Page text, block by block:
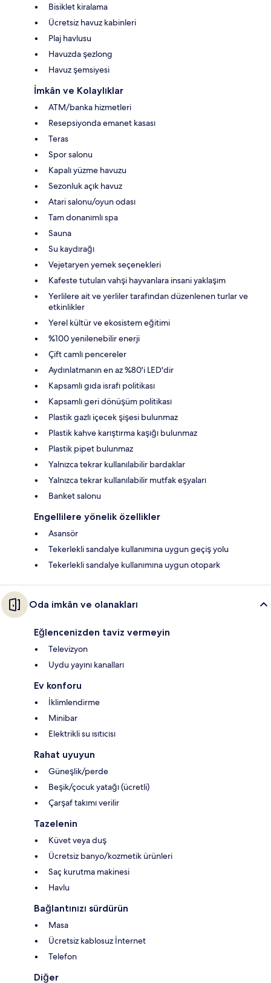
Bisiklet kiralama
Ücretsiz havuz kabinleri
Plaj havlusu
Havuzda şezlong
Havuz şemsiyesi
İmkân ve Kolaylıklar
ATM/banka hizmetleri
Resepsiyonda emanet kasası
Teras
Spor salonu
Kapalı yüzme havuzu
Sezonluk açık havuz
Atari salonu/oyun odası
Tam donanımlı spa
Sauna
Su kaydırağı
Vejetaryen yemek seçenekleri
Kafeste tutulan vahşi hayvanlara insani yaklaşım
Yerlilere ait ve yerliler tarafından düzenlenen turlar ve
etkinlikler
Yerel kültür ve ekosistem eğitimi
%100 yenilenebilir enerji
Çift camlı pencereler
Aydınlatmanın en az %80'i LED'dir
Kapsamlı gıda israfı politikası
Kapsamlı geri dönüşüm politikası
Plastik gazlı içecek şişesi bulunmaz
Plastik kahve karıştırma kaşığı bulunmaz
Plastik pipet bulunmaz
Yalnızca tekrar kullanılabilir bardaklar
Yalnızca tekrar kullanılabilir mutfak eşyaları
Banket salonu
Engellilere yönelik özellikler
Asansör
Tekerlekli sandalye kullanımına uygun geçiş yolu
Tekerlekli sandalye kullanımına uygun otopark
Oda imkân ve olanakları
Eğlencenizden taviz vermeyin
Televizyon
Uydu yayını kanalları
Ev konforu
İklimlendirme
Minibar
Elektrikli su ısıtıcısı
Rahat uyuyun
Güneşlik/perde
Beşik/çocuk yatağı (ücretli)
Çarşaf takımı verilir
Tazelenin
Küvet veya duş
Ücretsiz banyo/kozmetik ürünleri
Saç kurutma makinesi
Havlu
Bağlantınızı sürdürün
Masa
Ücretsiz kablosuz İnternet
Telefon
Diğer